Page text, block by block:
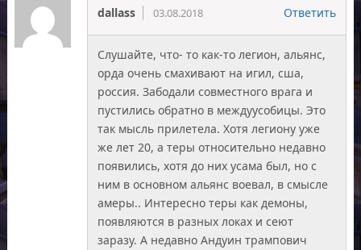
dallass 03.08.2018 Ответить
Слушайте, что- то как-то легион, альянс,
орда очень смахивают на игил, сша,
россия. Забодали совместного врага и
пустились обратно в междуусобицы. Это
так мысль прилетела. Хотя легиону уже
же лет 20, а теры относительно недавно
появились, хотя до них усама был, но с
ним в основном альянс воевал, в смысле
амеры.. Интересно теры как демоны,
появляются в разных локах и сеют
заразу. А недавно Андуин трампович